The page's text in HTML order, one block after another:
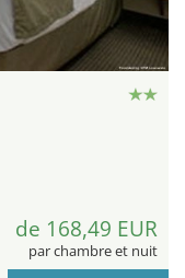
de 168,49 EUR
par chambre et nuit